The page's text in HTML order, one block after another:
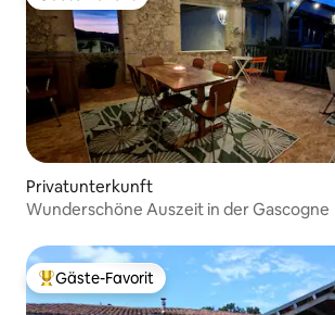
Privatunterkunft
Wunderschöne Auszeit in der Gascogne
Beliebter Gäste-Favorit.
Gäste-Favorit